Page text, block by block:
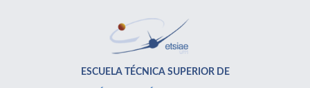
ESCUELA TÉCNICA SUPERIOR DE